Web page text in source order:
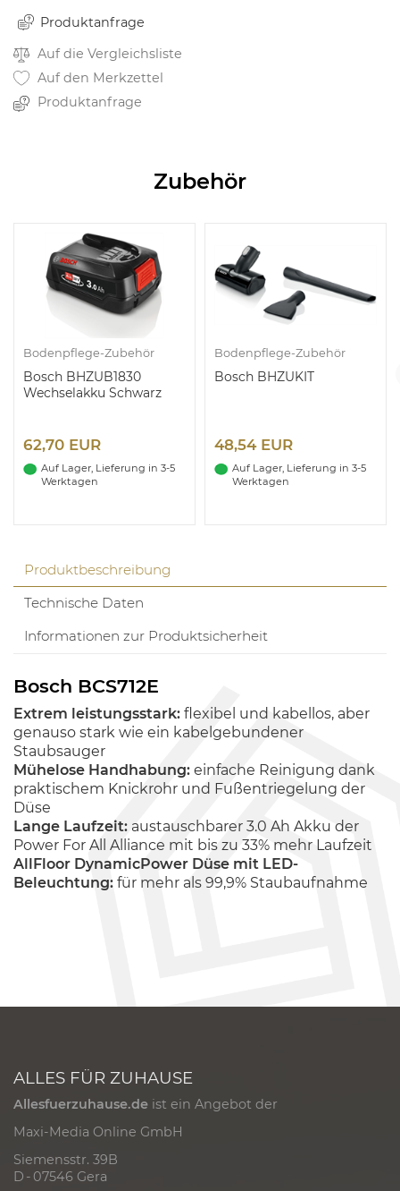
Produktanfrage
Auf die Vergleichsliste
Auf den Merkzettel
Produktanfrage
Zubehör
Bodenpflege-Zubehör
Bosch BHZUKIT
48,54 EUR
Auf Lager, Lieferung in 3-5
Werktagen
Bodenpflege-Zubehör
Bosch BHZUMAT
13,87 EUR
Auf Lager, Lieferung in 3-
Werktagen
Produktbeschreibung
Technische Daten
Informationen zur Produktsicherheit
Bosch BCS712E
Extrem leistungsstark: flexibel und kabellos, aber
genauso stark wie ein kabelgebundener
Staubsauger
Mühelose Handhabung: einfache Reinigung dank
praktischem Knickrohr und Fußentriegelung der
Düse
Lange Laufzeit: austauschbarer 3.0 Ah Akku der
Power For All Alliance mit bis zu 33% mehr Laufzeit
AllFloor DynamicPower Düse mit LED-
Beleuchtung: für mehr als 99,9% Staubaufnahme
ALLES FÜR ZUHAUSE
Allesfuerzuhause.de ist ein Angebot der
Maxi-Media Online GmbH
Siemensstr. 39B
D - 07546 Gera